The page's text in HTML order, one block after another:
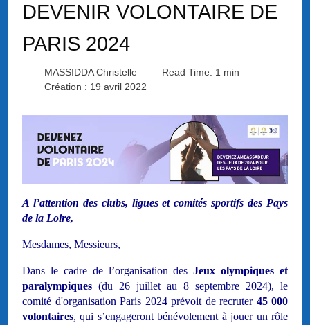
DEVENIR VOLONTAIRE DE
PARIS 2024
MASSIDDA Christelle
Read Time: 1 min
Création : 19 avril 2022
A l’attention des clubs, ligues et comités sportifs des Pays
de la Loire,
Mesdames, Messieurs,
Dans le cadre de l’organisation desJeux olympiques et
paralympiques (du 26 juillet au 8 septembre 2024), le
comité d'organisation Paris 2024 prévoit de recruter 45 000
volontaires, qui s’engageront bénévolement à jouer un rôle